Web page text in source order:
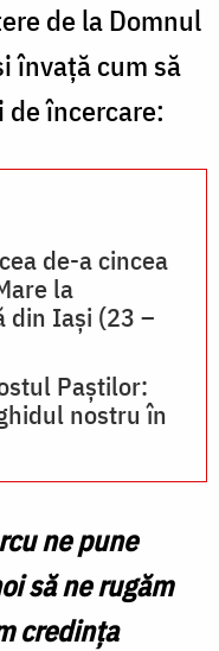
de la Domnul
învață cum să
încercare:
de-a cincea
la
din Iași (23 –
Paștilor:
nostru în
ne pune
să ne rugăm
credința